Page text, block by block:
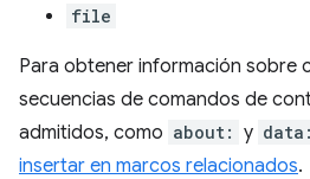
file
Para obtener información sobre
secuencias de comandos de
admitidos, como about: y data:
insertar en marcos relacionados.